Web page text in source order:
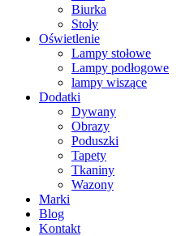
Biurka
Stoły
Oświetlenie
Lampy stołowe
Lampy podłogowe
lampy wiszące
Dodatki
Dywany
Obrazy
Poduszki
Tapety
Tkaniny
Wazony
Marki
Blog
Kontakt